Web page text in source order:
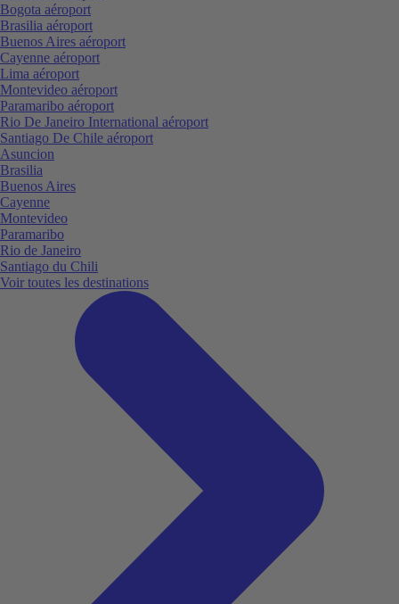
Bogota aéroport
Brasilia aéroport
Buenos Aires aéroport
Cayenne aéroport
Lima aéroport
Montevideo aéroport
Paramaribo aéroport
Rio De Janeiro International aéroport
Santiago De Chile aéroport
Asuncion
Brasilia
Buenos Aires
Cayenne
Montevideo
Paramaribo
Rio de Janeiro
Santiago du Chili
Voir toutes les destinations